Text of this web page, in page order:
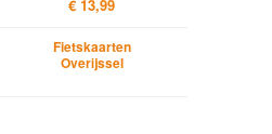
€ 13,99
Fietskaarten
Overijssel